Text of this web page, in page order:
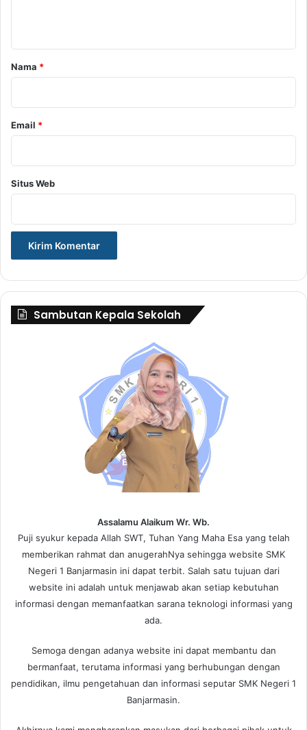
r
Nama *
Email *
Situs Web
Sambutan Kepala Sekolah
Assalamu Alaikum Wr. Wb.
Puji syukur kepada Allah SWT, Tuhan Yang Maha Esa yang telah
memberikan rahmat dan anugerahNya sehingga website SMK
Negeri 1 Banjarmasin ini dapat terbit. Salah satu tujuan dari
website ini adalah untuk menjawab akan setiap kebutuhan
informasi dengan memanfaatkan sarana teknologi informasi yang
ada.
Semoga dengan adanya website ini dapat membantu dan
bermanfaat, terutama informasi yang berhubungan dengan
pendidikan, ilmu pengetahuan dan informasi seputar SMK Negeri 1
Banjarmasin.